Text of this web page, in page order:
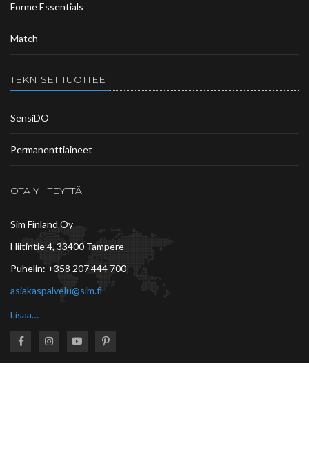
Forme Essentials
Match
TEKNISET TUOTTEET
SensiDO
Permanenttiaineet
OTA YHTEYTTÄ
Sim Finland Oy
Hiitintie 4, 33400 Tampere
Puhelin: +358 207 444 700
asiakaspalvelu@sim.fi
Lisää…